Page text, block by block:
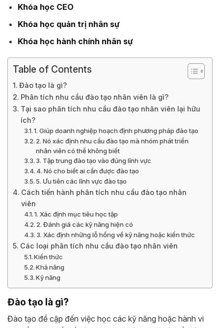
Khóa học CEO
Khóa học quản trị nhân sự
Khóa học hành chính nhân sự
Table of Contents
Đào tạo là gì?
Phân tích nhu cầu đào tạo nhân viên là gì?
Tại sao phân tích nhu cầu đào tạo nhân viên lại hữu
ích?
1. Giúp doanh nghiệp hoạch định phương pháp đào tạo
2. Nó xác định nhu cầu đào tạo mà nhóm phát triển
nhân viên có thể không biết
3. Tập trung đào tạo vào đúng lĩnh vực
4. Nó cho biết ai cần được đào tạo
5. Ưu tiên các lĩnh vực đào tạo
Cách tiến hành phân tích nhu cầu đào tạo nhân
viên
1. Xác định mục tiêu học tập
2. Đánh giá các kỹ năng hiện có
3. Xác định những lỗ hổng về kỹ năng hoặc kiến ​​thức
Các loại phân tích nhu cầu đào tạo nhân viên
Kiến thức
Khả năng
Kỹ năng
Đào tạo là gì?
Đào tạo đề cập đến việc học các kỹ năng hoặc hành vi